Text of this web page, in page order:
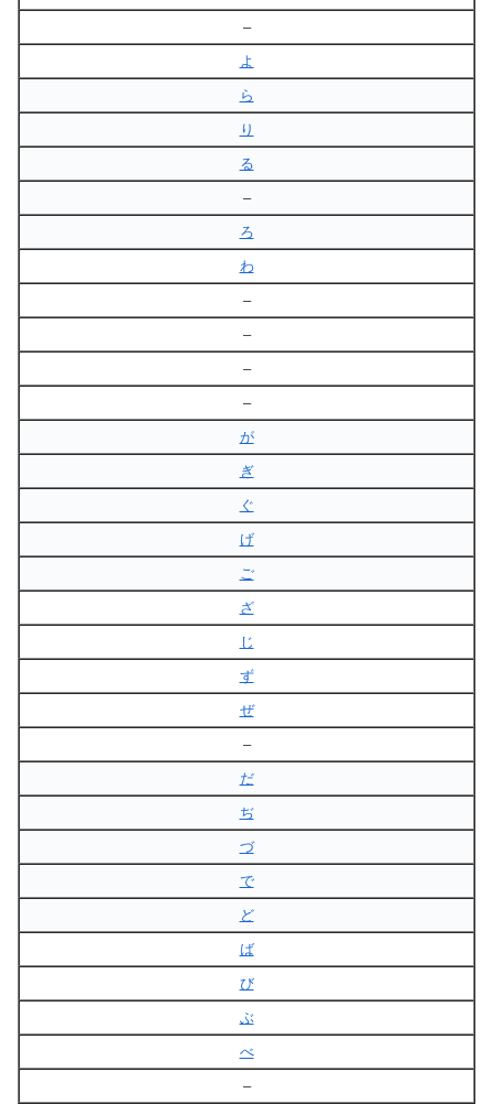
–
よ
ら
り
る
–
ろ
わ
–
–
–
–
が
ぎ
ぐ
げ
ご
ざ
じ
ず
ぜ
–
だ
ぢ
づ
で
ど
ば
び
ぶ
べ
–